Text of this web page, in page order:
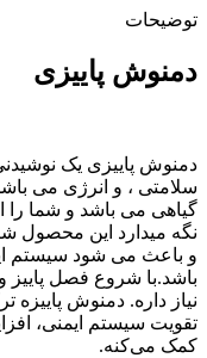
توضیحات
دمنوش پاییزی
دمنوش پاییزی یک
گیاهی می باشد و شما را
نگه میدارد این محصول
و باعث می شود سیستم
باشد.با شروع فصل
نیاز داره. دمنوش پاییزه
تقویت سیستم ایمنی،
کمک می‌کنه.